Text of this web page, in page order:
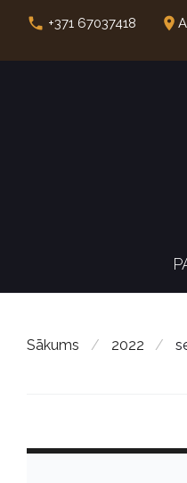
e
call +371 67037418 place
Sākums / 2022 /